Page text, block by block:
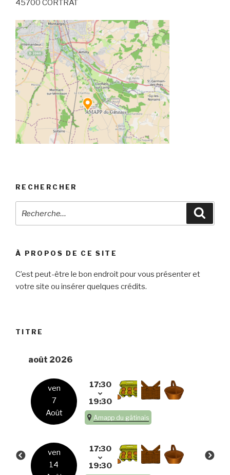
45700 CORTRAT
RECHERCHER
pour
À PROPOS DE CE SITE
C’est peut-être le bon endroit pour vous présenter et
votre site ou insérer quelques crédits.
TITRE
août 2026
ven
7
Août
17:30
19:30
Amapp du gâtinais
ven
14
17:30
19:30